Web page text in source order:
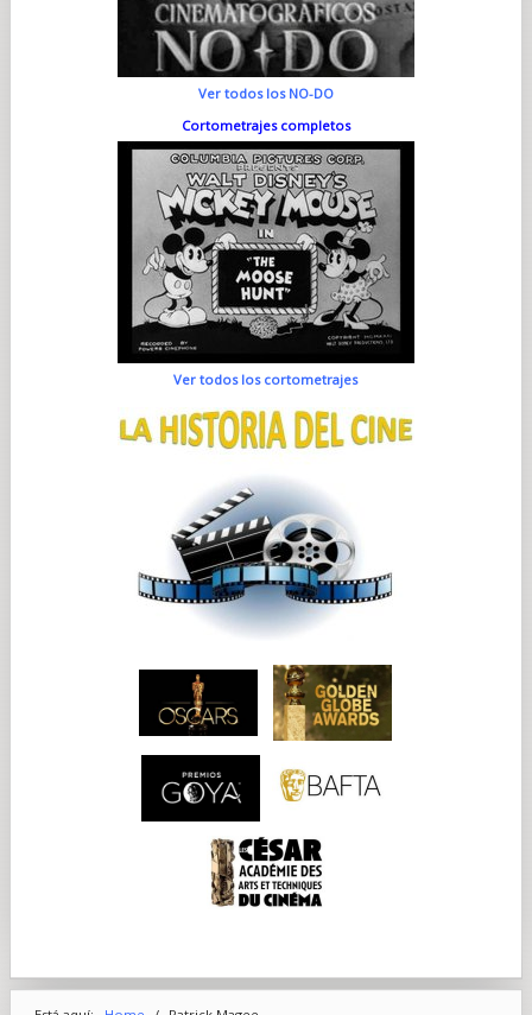
Ver todos los NO-DO
Cortometrajes completos
Ver todos los cortometrajes